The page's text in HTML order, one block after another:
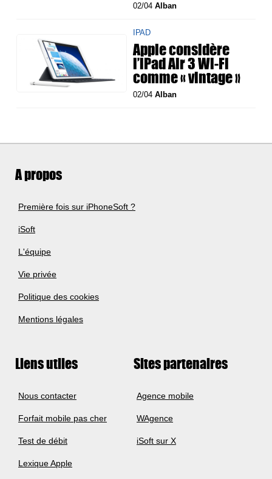
02/04Alban
IPAD
Apple considère
l’iPad Air 3 Wi-Fi
comme « vintage »
02/04Alban
A propos
Première fois sur iPhoneSoft ?
iSoft
L'équipe
Vie privée
Politique des cookies
Mentions légales
Liens utiles
Nous contacter
Forfait mobile pas cher
Test de débit
Lexique Apple
Sites partenaires
Agence mobile
WAgence
iSoft sur X